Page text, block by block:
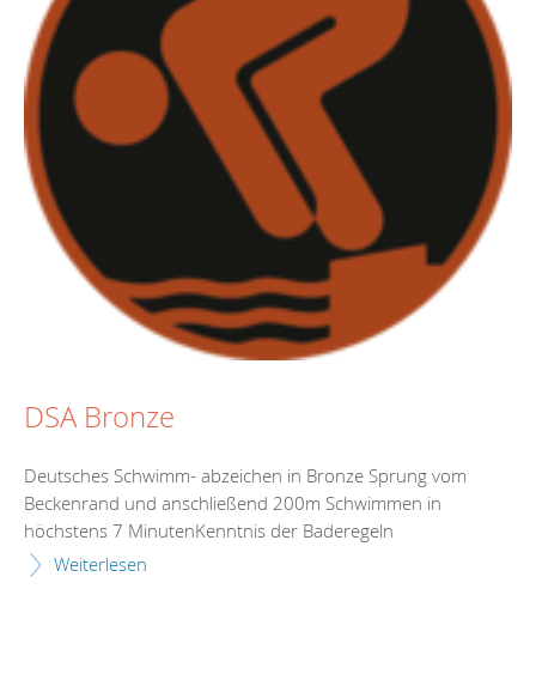
DSA Bronze
Deutsches Schwimm- abzeichen in Bronze Sprung vom
Beckenrand und anschließend 200m Schwimmen in
höchstens 7 MinutenKenntnis der Baderegeln
Weiterlesen